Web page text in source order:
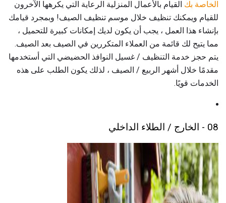
الخاصة بك القيام بالأعمال المنزلية الرعاية التي يكرهها الآخرون
للقيام ويمكنك تنظيف خلال موسم تنظيف الصيف! وبمجرد قيامك
بإنشاء هذا العمل ، يجب أن يكون لديك إمكانات كبيرة للتحميل ،
مما يتيح لك قائمة من العملاء المتكررين في الصيف بعد الصيف.
يتم حجز خدمة التنظيف / غسيل النوافذ الحضيضي التي أستخدمها
مقدمًا خلال أشهر الربيع / الصيف ، لذلك يكون الطلب على هذه
الخدمات قويًا.
08 - الخارج / الطلاء الداخلي